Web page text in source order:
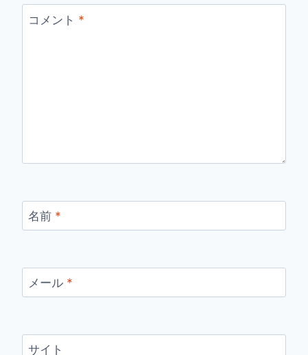
コメント *
名前 *
メール *
サイト